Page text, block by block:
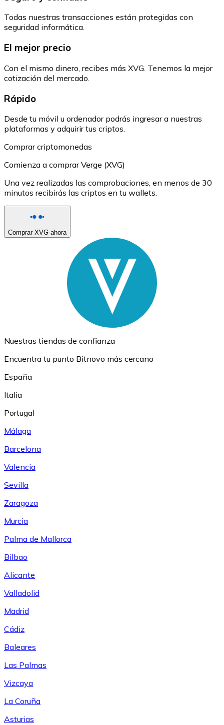
Todas nuestras transacciones están protegidas con
seguridad informática.
El mejor precio
Con el mismo dinero, recibes más XVG. Tenemos la mejor
cotización del mercado.
Rápido
Desde tu móvil u ordenador podrás ingresar a nuestras
plataformas y adquirir tus criptos.
Comprar criptomonedas
Comienza a comprar Verge (XVG)
Una vez realizadas las comprobaciones, en menos de 30
minutos recibirás las criptos en tu wallets.
Comprar XVG ahora
Nuestras tiendas de confianza
Encuentra tu punto Bitnovo más cercano
España
Italia
Portugal
Málaga
Barcelona
Valencia
Sevilla
Zaragoza
Murcia
Palma de Mallorca
Bilbao
Alicante
Valladolid
Madrid
Cádiz
Baleares
Las Palmas
Vizcaya
La Coruña
Asturias